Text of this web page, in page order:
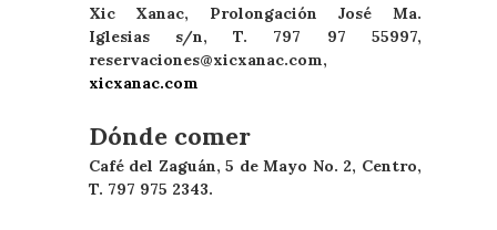
Xic Xanac, Prolongación José Ma.
Iglesias s/n, T. 797 97 55997,
reservaciones@xicxanac.com,
xicxanac.com
Dónde comer
Café del Zaguán, 5 de Mayo No. 2, Centro,
T. 797 975 2343.